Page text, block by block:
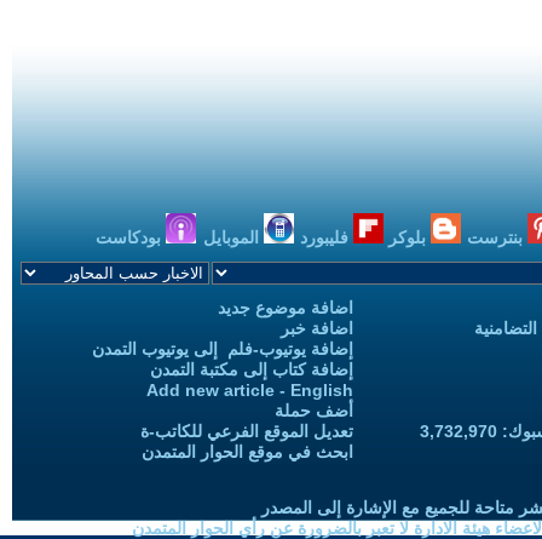
بنترست بلوكر فليبورد الموبايل بودكاست
اضافة موضوع جديد
اضافة خبر
إضافة يوتيوب-فلم إلى يوتيوب التمدن
إضافة كتاب إلى مكتبة التمدن
Add new article - English
أضف حملة
تعديل الموقع الفرعي للكاتب-ة
ابحث في موقع الحوار المتمدن
متاحة للجميع مع الإشارة إلى المصدر
هيئة الادارة لا تعبر بالضرورة عن رأي الحوار المتمدن